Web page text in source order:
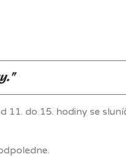
do 15. hodiny se